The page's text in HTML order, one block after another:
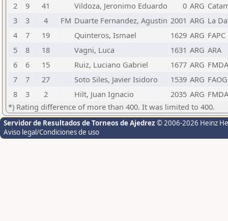
2
9 41 Vildoza, Jeronimo Eduardo 0 ARG
3
3 4 FM Duarte Fernandez, Agustin 2001 ARG La
4
7 19 Quinteros, Ismael 1629 ARG FAPC
5
8 18 Vagni, Luca 1631 ARG ARA
6
6 15 Ruiz, Luciano Gabriel 1677 ARG FMDA
7
7 27 Soto Siles, Javier Isidoro 1539 ARG
8
3 2 Hilt, Juan Ignacio 2035 ARG FMDA
*) Rating difference of more than 400. It was limited to 400.
Servidor de Resultados de Torneos de Ajedrez © 2006-2026 Heinz
Aviso legal/Condiciones de uso